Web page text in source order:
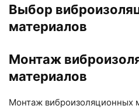
Выбор
материалов
Монтаж
материалов
Монтаж виброизоляционных